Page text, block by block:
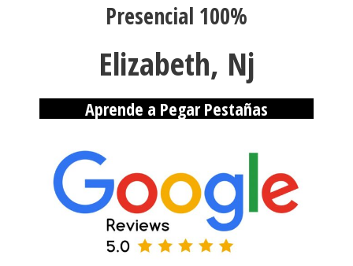
Presencial 100%
Elizabeth, Nj
Aprende a Pegar Pestañas